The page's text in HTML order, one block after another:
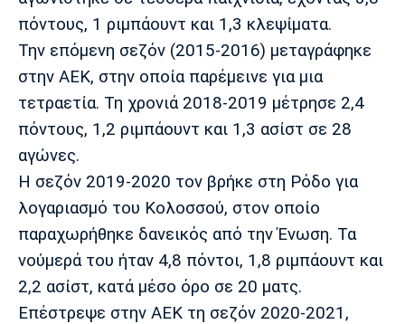
Μονακό
Ερυθρός
Τότεναμ
Πόρτο Μπενφίκα
πόντους, 1 ριμπάουντ και 1,3 κλεψίματα.
Την επόμενη σεζόν (2015-2016) μεταγράφηκε
στην ΑΕΚ, στην οποία παρέμεινε για μια
τετραετία. Τη χρονιά 2018-2019 μέτρησε 2,4
πόντους, 1,2 ριμπάουντ και 1,3 ασίστ σε 28
αγώνες.
Η σεζόν 2019-2020 τον βρήκε στη Ρόδο για
λογαριασμό του Κολοσσού, στον οποίο
παραχωρήθηκε δανεικός από την Ένωση. Τα
νούμερά του ήταν 4,8 πόντοι, 1,8 ριμπάουντ και
2,2 ασίστ, κατά μέσο όρο σε 20 ματς.
Επέστρεψε στην ΑΕΚ τη σεζόν 2020-2021,